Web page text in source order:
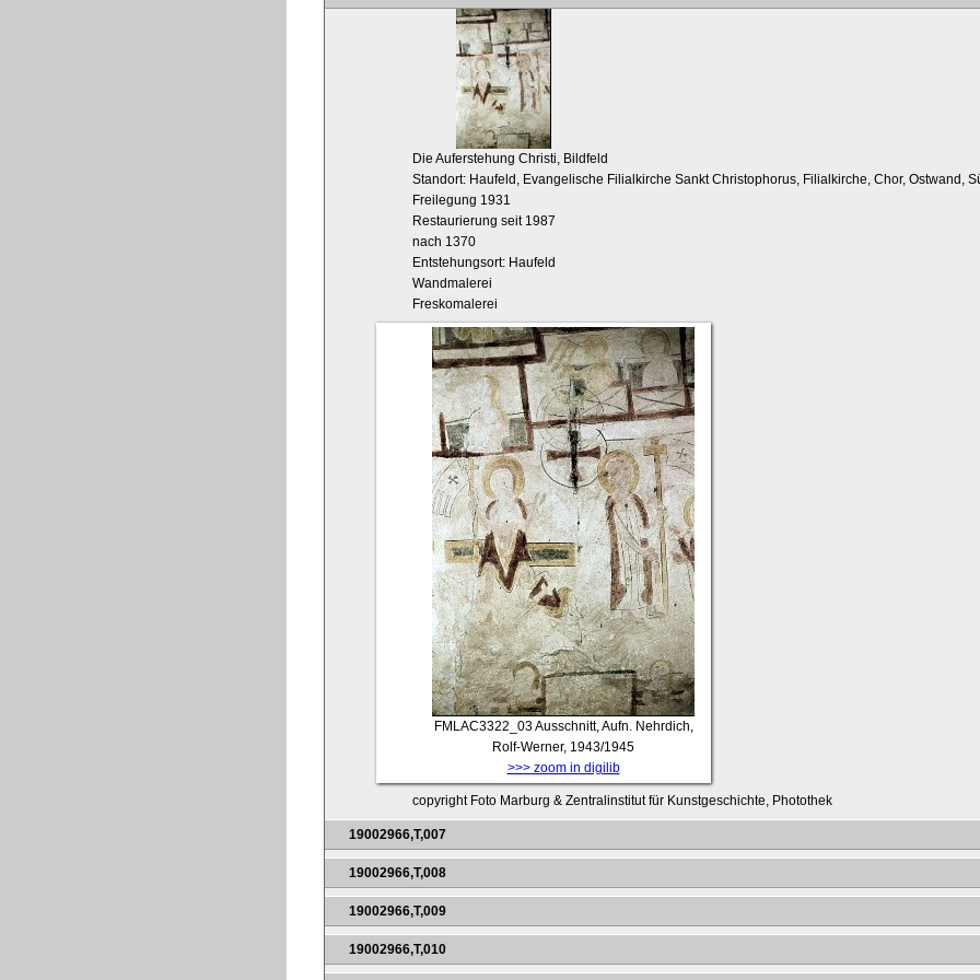
Die Auferstehung Christi, Bildfeld
Standort: Haufeld, Evangelische Filialkirche Sankt Christophorus, Filialkirche, Chor, Ostwand,
Freilegung 1931
Restaurierung seit 1987
nach 1370
Entstehungsort: Haufeld
Wandmalerei
Freskomalerei
FMLAC3322_03Ausschnitt, Aufn. Nehrdich,
Rolf-Werner, 1943/1945
>>> zoom in digilib
copyright Foto Marburg & Zentralinstitut für Kunstgeschichte, Photothek
19002966,T,007
19002966,T,008
19002966,T,009
19002966,T,010